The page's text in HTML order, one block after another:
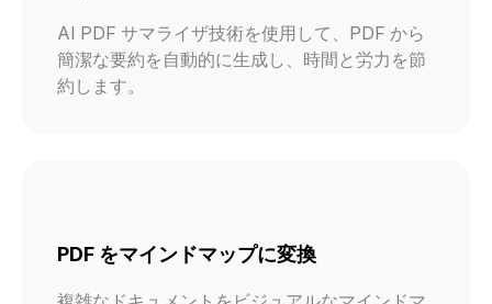
AI PDF サマライザ技術を使用して、PDF から
簡潔な要約を自動的に生成し、時間と労力を節
約します。
PDF をマインドマップに変換